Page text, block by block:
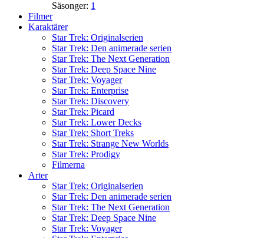
Säsonger: 1
Filmer
Karaktärer
Star Trek: Originalserien
Star Trek: Den animerade serien
Star Trek: The Next Generation
Star Trek: Deep Space Nine
Star Trek: Voyager
Star Trek: Enterprise
Star Trek: Discovery
Star Trek: Picard
Star Trek: Lower Decks
Star Trek: Short Treks
Star Trek: Strange New Worlds
Star Trek: Prodigy
Filmerna
Arter
Star Trek: Originalserien
Star Trek: Den animerade serien
Star Trek: The Next Generation
Star Trek: Deep Space Nine
Star Trek: Voyager